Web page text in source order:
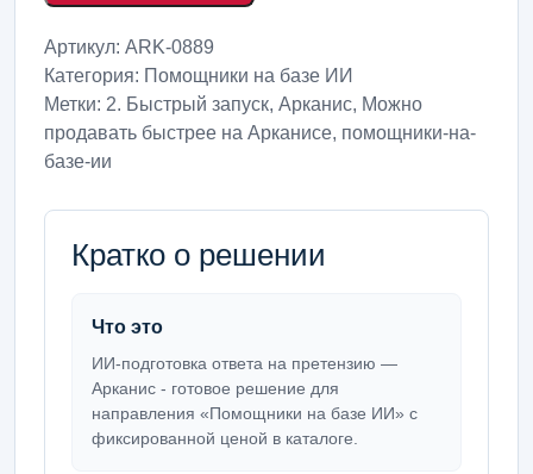
Артикул: ARK-0889
Категория: Помощники на базе ИИ
Метки: 2. Быстрый запуск, Арканис, Можно
продавать быстрее на Арканисе, помощники-на-
базе-ии
Кратко о решении
Что это
ИИ-подготовка ответа на претензию —
Арканис - готовое решение для
направления «Помощники на базе ИИ» с
фиксированной ценой в каталоге.